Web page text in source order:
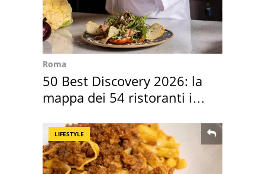
Roma
50 Best Discovery 2026: la
mappa dei 54 ristoranti in
LIFESTYLE